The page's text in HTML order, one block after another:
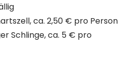
ca. 2,50 € pro Person
Schlinge, ca. 5 € pro